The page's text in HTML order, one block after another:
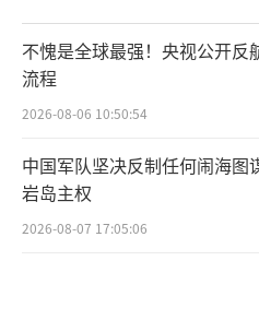
乌梅罗夫称，乌方
及整个欧洲公正和持久
未对会谈情况作出说明。
的乌方代表团成员包括
副主任帕维尔·帕利扎
外交部国务秘书亚历
不愧是全球最强！央视公开反
流程
2026-08-06 10:50:54
中国军队坚决反制任何闹海图
岩岛主权
2026-08-07 17:05:06